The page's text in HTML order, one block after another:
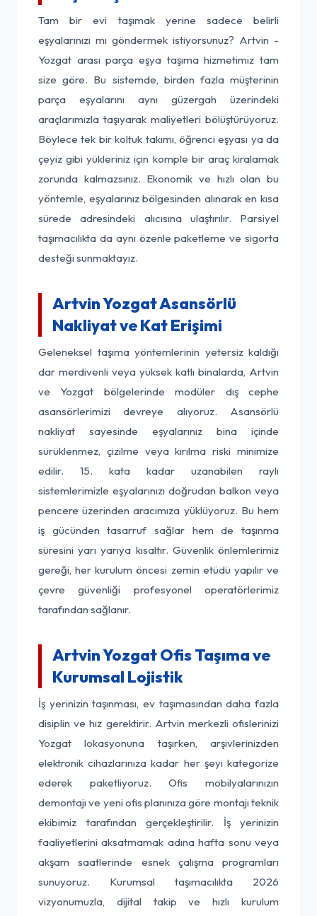
Tam bir evi taşımak yerine sadece belirli
eşyalarınızı mı göndermek istiyorsunuz? Artvin -
Yozgat arası parça eşya taşıma hizmetimiz tam
size göre. Bu sistemde, birden fazla müşterinin
parça eşyalarını aynı güzergah üzerindeki
araçlarımızla taşıyarak maliyetleri bölüştürüyoruz.
Böylece tek bir koltuk takımı, öğrenci eşyası ya da
çeyiz gibi yükleriniz için komple bir araç kiralamak
zorunda kalmazsınız. Ekonomik ve hızlı olan bu
yöntemle, eşyalarınız bölgesinden alınarak en kısa
sürede adresindeki alıcısına ulaştırılır. Parsiyel
taşımacılıkta da aynı özenle paketleme ve sigorta
desteği sunmaktayız.
Artvin Yozgat Asansörlü
Nakliyat ve Kat Erişimi
Geleneksel taşıma yöntemlerinin yetersiz kaldığı
dar merdivenli veya yüksek katlı binalarda, Artvin
ve Yozgat bölgelerinde modüler dış cephe
asansörlerimizi devreye alıyoruz. Asansörlü
nakliyat sayesinde eşyalarınız bina içinde
sürüklenmez, çizilme veya kırılma riski minimize
edilir. 15. kata kadar uzanabilen raylı
sistemlerimizle eşyalarınızı doğrudan balkon veya
pencere üzerinden aracımıza yüklüyoruz. Bu hem
iş gücünden tasarruf sağlar hem de taşınma
süresini yarı yarıya kısaltır. Güvenlik önlemlerimiz
gereği, her kurulum öncesi zemin etüdü yapılır ve
çevre güvenliği profesyonel operatörlerimiz
tarafından sağlanır.
Artvin Yozgat Ofis Taşıma ve
Kurumsal Lojistik
İş yerinizin taşınması, ev taşımasından daha fazla
disiplin ve hız gerektirir. Artvin merkezli ofislerinizi
Yozgat lokasyonuna taşırken, arşivlerinizden
elektronik cihazlarınıza kadar her şeyi kategorize
ederek paketliyoruz. Ofis mobilyalarınızın
demontajı ve yeni ofis planınıza göre montajı teknik
ekibimiz tarafından gerçekleştirilir. İş yerinizin
faaliyetlerini aksatmamak adına hafta sonu veya
akşam saatlerinde esnek çalışma programları
sunuyoruz. Kurumsal taşımacılıkta 2026
vizyonumuzla, dijital takip ve hızlı kurulum